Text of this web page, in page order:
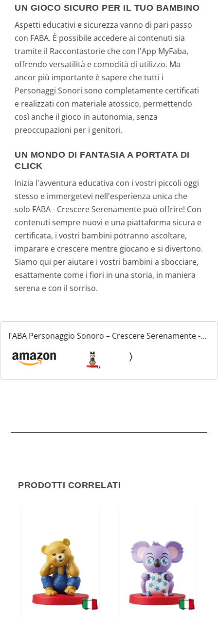
UN GIOCO SICURO PER IL TUO BAMBINO
Aspetti educativi e sicurezza vanno di pari passo
con FABA. È possibile accedere ai contenuti sia
tramite il Raccontastorie che con l'App MyFaba,
offrendo versatilità e comodità di utilizzo. Ma
ancor più importante è sapere che tutti i
Personaggi Sonori sono completamente certificati
e realizzati con materiale atossico, permettendo
così anche il gioco in autonomia, senza
preoccupazioni per i genitori.
UN MONDO DI FANTASIA A PORTATA DI
CLICK
Inizia l'avventura educativa con i vostri piccoli oggi
stesso e immergetevi nell'esperienza unica che
solo FABA - Crescere Serenamente può offrire! Con
contenuti sempre nuovi e una piattaforma sicura e
certificata, i vostri bambini potranno ascoltare,
imparare e crescere mentre giocano e si divertono.
Siamo qui per aiutare i vostri bambini a sbocciare,
esattamente come i fiori in una storia, in maniera
serena e con il sorriso.
FABA Personaggio Sonoro – Crescere Serenamente -
Storie e fiabe sonore 4-6+ anni, Versione Italiana,
Giocattolo con Contenuto Educativo per Bambini e
PRODOTTI CORRELATI